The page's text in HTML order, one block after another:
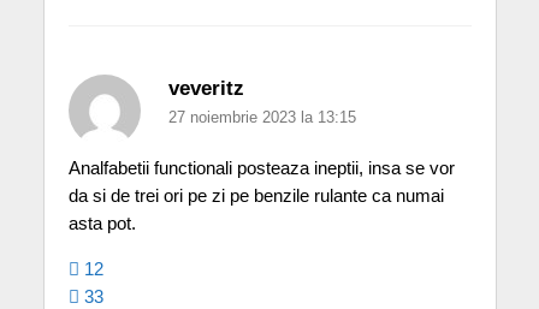
veveritz
27 noiembrie 2023 la 13:15
Analfabetii functionali posteaza ineptii, insa se vor
da si de trei ori pe zi pe benzile rulante ca numai
asta pot.
12
33